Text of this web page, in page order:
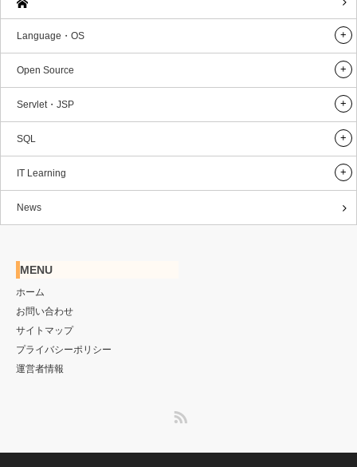
Language・OS
Open Source
Servlet・JSP
SQL
IT Learning
News
MENU
ホーム
お問い合わせ
サイトマップ
プライバシーポリシー
運営者情報